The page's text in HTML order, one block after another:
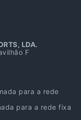
LDA.
F
para a rede
para a rede fixa